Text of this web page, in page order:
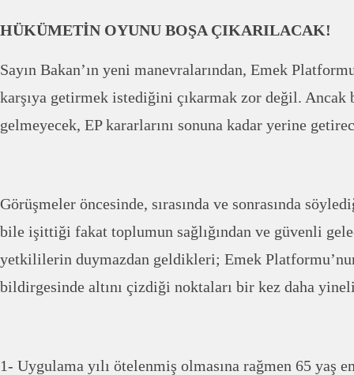
HÜKÜMETİN OYUNU BOŞA ÇIKARILACAK!
Sayın Bakan’ın yeni manevralarından, Emek
karşıya getirmek istediğini çıkarmak zor değil. Ancak
gelmeyecek, EP kararlarını sonuna kadar yerine
Görüşmeler öncesinde, sırasında ve sonrasında
bile işittiği fakat toplumun sağlığından ve güvenli
yetkililerin duymazdan geldikleri; Emek
bildirgesinde altını çizdiği noktaları bir kez daha
1- Uygulama yılı ötelenmiş olmasına rağmen 65 yaş